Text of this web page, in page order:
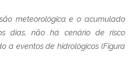
meteorológica e o acumulado
dias, não há cenário de risco
a eventos de hidrológicos (Figura